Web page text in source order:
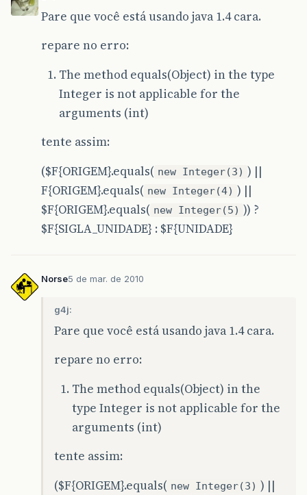
Pare que você está usando java 1.4 cara.
repare no erro:
The method equals(Object) in the type
Integer is not applicable for the
arguments (int)
tente assim:
($F{ORIGEM}.equals( new Integer(3) ) ||
F{ORIGEM}.equals( new Integer(4) ) ||
$F{ORIGEM}.equals( new Integer(5) )) ?
$F{SIGLA_UNIDADE} : $F{UNIDADE}
Norse5 de mar. de 2010
g4j:
Pare que você está usando java 1.4 cara.
repare no erro:
The method equals(Object) in the
type Integer is not applicable for the
arguments (int)
tente assim:
($F{ORIGEM}.equals( new Integer(3) ) ||